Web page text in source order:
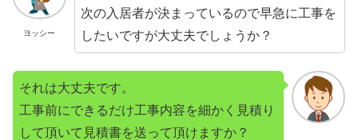
ヨッシー
次の入居者が決まっているので早急に工事を
したいですが大丈夫でしょうか？
それは大丈夫です。
工事前にできるだけ工事内容を細かく見積り
して頂いて見積書を送って頂けますか？